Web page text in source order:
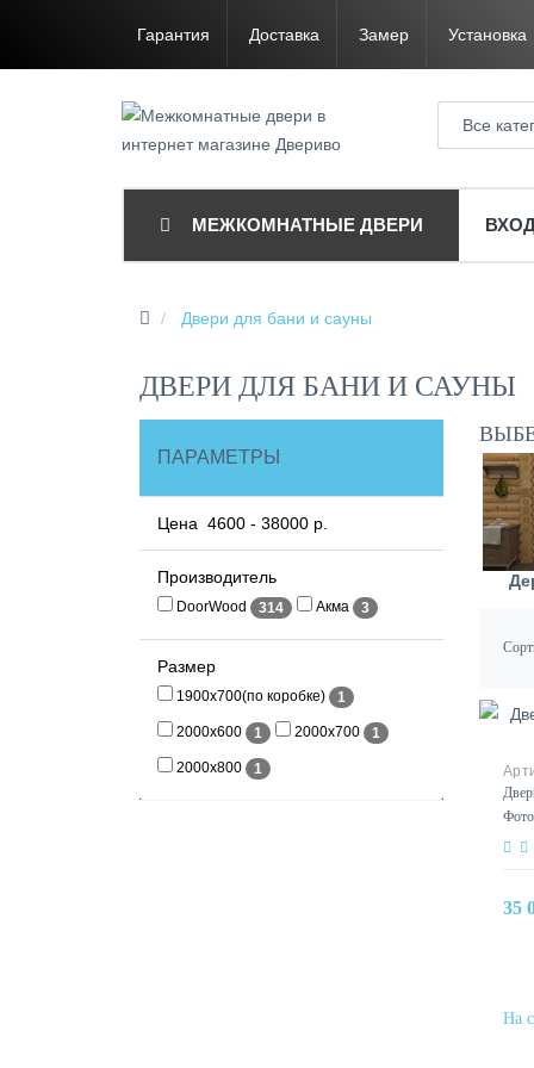
Гарантия Доставка Замер Установка
Все
МЕЖКОМНАТНЫЕ ДВЕРИ
Двери для бани и сауны
ДВЕРИ ДЛЯ БАНИ И САУНЫ
ПАРАМЕТРЫ
Цена 4600 - 38000 р.
Производитель
DoorWood 314 Акма 3
Размер
1900х700(по коробке) 1
2000x600 1 2000x700 1
2000x800 1
35